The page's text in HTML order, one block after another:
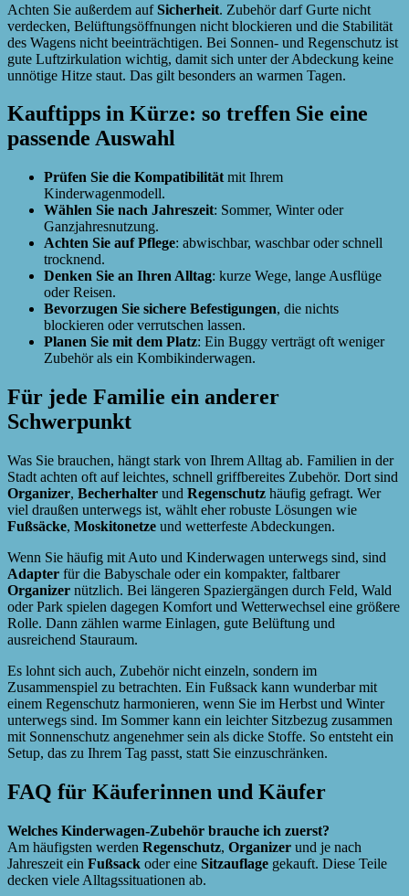
Achten Sie außerdem aufSicherheit. Zubehör darf Gurte nicht
verdecken, Belüftungsöffnungen nicht blockieren und die Stabilität
des Wagens nicht beeinträchtigen. Bei Sonnen- und Regenschutz ist
gute Luftzirkulation wichtig, damit sich unter der Abdeckung keine
unnötige Hitze staut. Das gilt besonders an warmen Tagen.
Kauftipps in Kürze: so treffen Sie eine
passende Auswahl
Prüfen Sie die Kompatibilität mit Ihrem
Kinderwagenmodell.
Wählen Sie nach Jahreszeit: Sommer, Winter oder
Ganzjahresnutzung.
Achten Sie auf Pflege: abwischbar, waschbar oder schnell
trocknend.
Denken Sie an Ihren Alltag: kurze Wege, lange Ausflüge
oder Reisen.
Bevorzugen Sie sichere Befestigungen, die nichts
blockieren oder verrutschen lassen.
Planen Sie mit dem Platz: Ein Buggy verträgt oft weniger
Zubehör als ein Kombikinderwagen.
Für jede Familie ein anderer
Schwerpunkt
Was Sie brauchen, hängt stark von Ihrem Alltag ab. Familien in der
Stadt achten oft auf leichtes, schnell griffbereites Zubehör. Dort sind
Organizer, Becherhalter und Regenschutz häufig gefragt. Wer
viel draußen unterwegs ist, wählt eher robuste Lösungen wie
Fußsäcke, Moskitonetze und wetterfeste Abdeckungen.
Wenn Sie häufig mit Auto und Kinderwagen unterwegs sind, sind
Adapter für die Babyschale oder ein kompakter, faltbarer
Organizer nützlich. Bei längeren Spaziergängen durch Feld, Wald
oder Park spielen dagegen Komfort und Wetterwechsel eine größere
Rolle. Dann zählen warme Einlagen, gute Belüftung und
ausreichend Stauraum.
Es lohnt sich auch, Zubehör nicht einzeln, sondern im
Zusammenspiel zu betrachten. Ein Fußsack kann wunderbar mit
einem Regenschutz harmonieren, wenn Sie im Herbst und Winter
unterwegs sind. Im Sommer kann ein leichter Sitzbezug zusammen
mit Sonnenschutz angenehmer sein als dicke Stoffe. So entsteht ein
Setup, das zu Ihrem Tag passt, statt Sie einzuschränken.
FAQ für Käuferinnen und Käufer
Welches Kinderwagen-Zubehör brauche ich zuerst?
Am häufigsten werden Regenschutz, Organizer und je nach
Jahreszeit ein Fußsack oder eine Sitzauflage gekauft. Diese Teile
decken viele Alltagssituationen ab.